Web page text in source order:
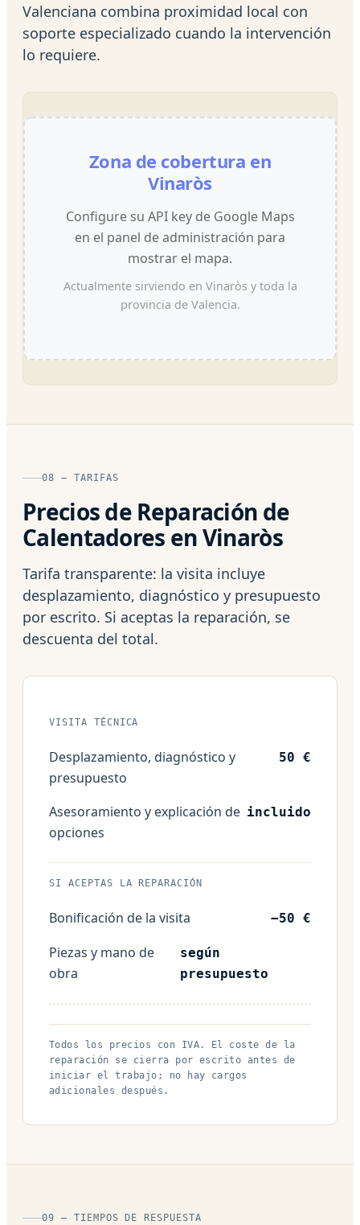
Valenciana combina proximidad local con
soporte especializado cuando la intervención
lo requiere.
Zona de cobertura en
Vinaròs
Configure su API key de Google Maps
en el panel de administración para
mostrar el mapa.
Actualmente sirviendo en Vinaròs y toda la
provincia de Valencia.
08 — TARIFAS
Precios de Reparación de
Calentadores en Vinaròs
Tarifa transparente: la visita incluye
desplazamiento, diagnóstico y presupuesto
por escrito. Si aceptas la reparación, se
descuenta del total.
VISITA TÉCNICA
Desplazamiento, diagnóstico y
presupuesto
50 €
Asesoramiento y explicación de
opciones
incluido
SI ACEPTAS LA REPARACIÓN
Bonificación de la visita −50 €
Piezas y mano de
obra
según
presupuesto
Todos los precios con IVA. El coste de la
reparación se cierra por escrito antes de
iniciar el trabajo; no hay cargos
adicionales después.
09 — TIEMPOS DE RESPUESTA